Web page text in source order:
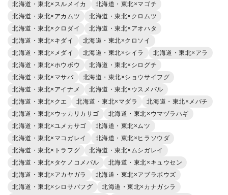
北海道・東北×スルメイカ
北海道・東北×マゴチ
北海道・東北×アカムツ
北海道・東北×クロムツ
北海道・東北×クロダイ
北海道・東北×アオハタ
北海道・東北×キダイ
北海道・東北×クロソイ
北海道・東北×メダイ
北海道・東北×シイラ
北海道・東北×アラ
北海道・東北×ホウボウ
北海道・東北×シログチ
北海道・東北×マサバ
北海道・東北×ショウサイフグ
北海道・東北×アイナメ
北海道・東北×ウスメバル
北海道・東北×クエ
北海道・東北×マダラ
北海道・東北×メバチ
北海道・東北×ウッカリカサゴ
北海道・東北×ウマヅラハギ
北海道・東北×ユメカサゴ
北海道・東北×ムツ
北海道・東北×マコガレイ
北海道・東北×ヒラソウダ
北海道・東北×トラフグ
北海道・東北×ムシガレイ
北海道・東北×タケノコメバル
北海道・東北×キュウセン
北海道・東北×アカヤガラ
北海道・東北×アブラボウズ
北海道・東北×シロサバフグ
北海道・東北×カナガシラ